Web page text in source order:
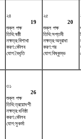
২৪
19
শুক্ল পক্ষ
তিথি:ষষ্ঠী
নক্ষত্র:বিশাখা
করণ:কৌলব
যোগ:বৈধৃতি
২৫
20
শুক্ল পক্ষ
তিথি:সপ্তমী
নক্ষত্র:অনুরাধা
করণ:গর
যোগ:বিষ্কুম্ভ
৩১
26
শুক্ল পক্ষ
তিথি:ত্রয়োদশী
নক্ষত্র:ধনিষ্ঠা
করণ:কৌলব
যোগ:সুকর্মা